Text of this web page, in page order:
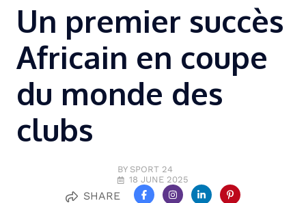
Un premier succès
Africain en coupe
du monde des
clubs
BY SPORT 24
18 JUNE 2025
SHARE